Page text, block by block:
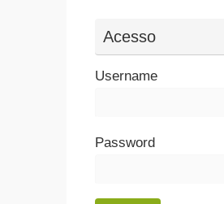
Acesso
Username
Password